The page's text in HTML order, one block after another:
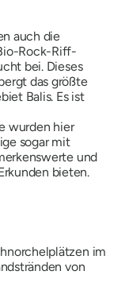
auch die
Rock-Riff-
bei. Dieses
das größte
Balis. Es ist
wurden hier
sogar mit
und
bieten.
im
von